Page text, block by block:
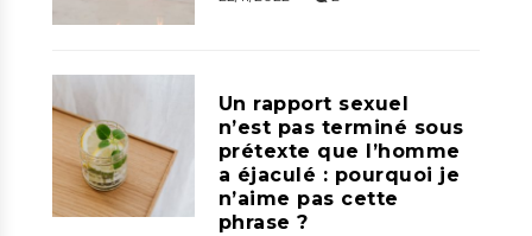
Un rapport sexuel
n’est pas terminé sous
prétexte que l’homme
a éjaculé : pourquoi je
n’aime pas cette
phrase ?